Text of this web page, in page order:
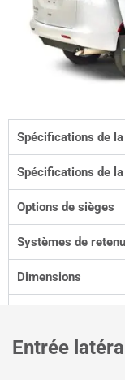
Spécifications de
Spécifications de
Options de sièges
Systèmes de
Dimensions
Entrée